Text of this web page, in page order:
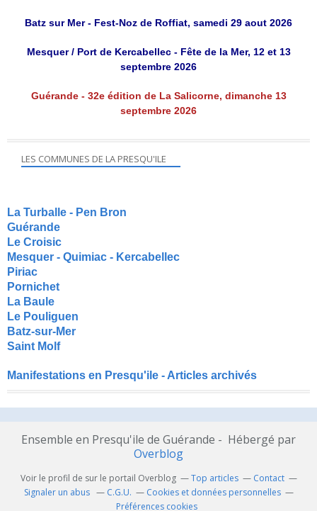
Batz sur Mer - Fest-Noz de Roffiat, samedi 29 aout 2026
Mesquer / Port de Kercabellec - Fête de la Mer, 12 et 13
septembre 2026
Guérande - 32e édition de La Salicorne, dimanche 13
septembre 2026
LES COMMUNES DE LA PRESQU'ILE
La Turballe - Pen Bron
Guérande
Le Croisic
Mesquer - Quimiac - Kercabellec
Piriac
Pornichet
La Baule
Le Pouliguen
Batz-sur-Mer
Saint Molf
Manifestations en Presqu'ile - Articles archivés
Ensemble en Presqu'ile de Guérande - Hébergé par
Overblog
Voir le profil de sur le portail Overblog Top articles
Contact
Signaler un abus
C.G.U.
Cookies et données personnelles
Préférences cookies